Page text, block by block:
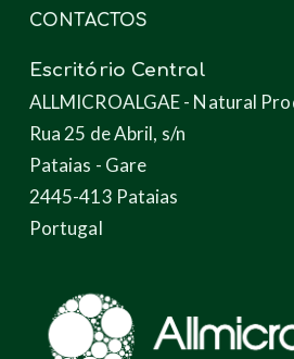
CONTACTOS
Escritório Central
ALLMICROALGAE - Natural
Rua 25 de Abril, s/n
Pataias - Gare
2445-413 Pataias
Portugal